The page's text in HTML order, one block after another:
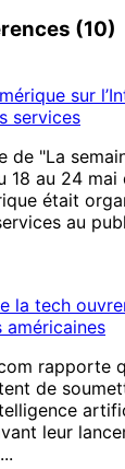
(10)
sur
services
de "La
18 au 24
était
au
la tech
rapporte
de
leur